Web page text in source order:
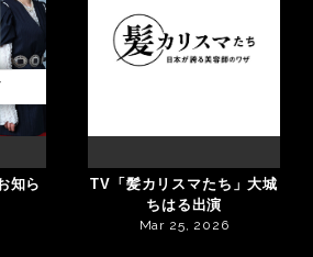
知ら
TV「髪カリスマたち」大城
ちはる出演
Mar 25, 2026